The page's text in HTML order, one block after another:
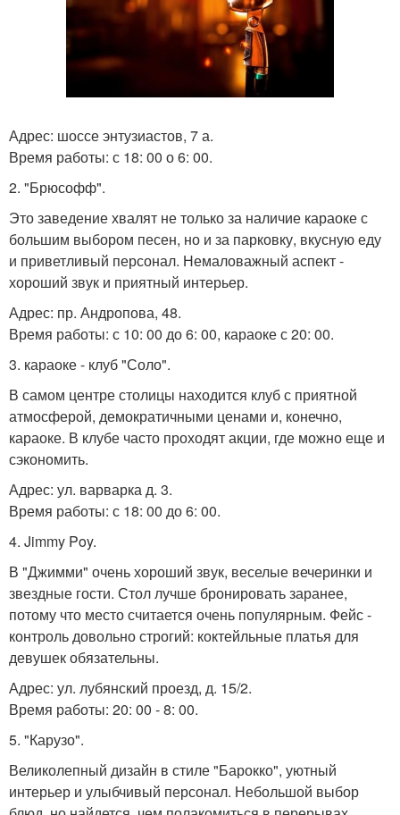
Адрес: шоссе энтузиастов, 7 а.
Время работы: с 18: 00 о 6: 00.
2. "Брюсофф".
Это заведение хвалят не только за наличие караоке с
большим выбором песен, но и за парковку, вкусную еду
и приветливый персонал. Немаловажный аспект -
хороший звук и приятный интерьер.
Адрес: пр. Андропова, 48.
Время работы: с 10: 00 до 6: 00, караоке с 20: 00.
3. караоке - клуб "Соло".
В самом центре столицы находится клуб с приятной
атмосферой, демократичными ценами и, конечно,
караоке. В клубе часто проходят акции, где можно еще и
сэкономить.
Адрес: ул. варварка д. 3.
Время работы: с 18: 00 до 6: 00.
4. Jimmy Poy.
В "Джимми" очень хороший звук, веселые вечеринки и
звездные гости. Стол лучше бронировать заранее,
потому что место считается очень популярным. Фейс -
контроль довольно строгий: коктейльные платья для
девушек обязательны.
Адрес: ул. лубянский проезд, д. 15/2.
Время работы: 20: 00 - 8: 00.
5. "Карузо".
Великолепный дизайн в стиле "Барокко", уютный
интерьер и улыбчивый персонал. Небольшой выбор